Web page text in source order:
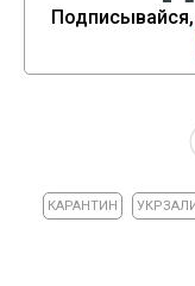
КАРАНТИН